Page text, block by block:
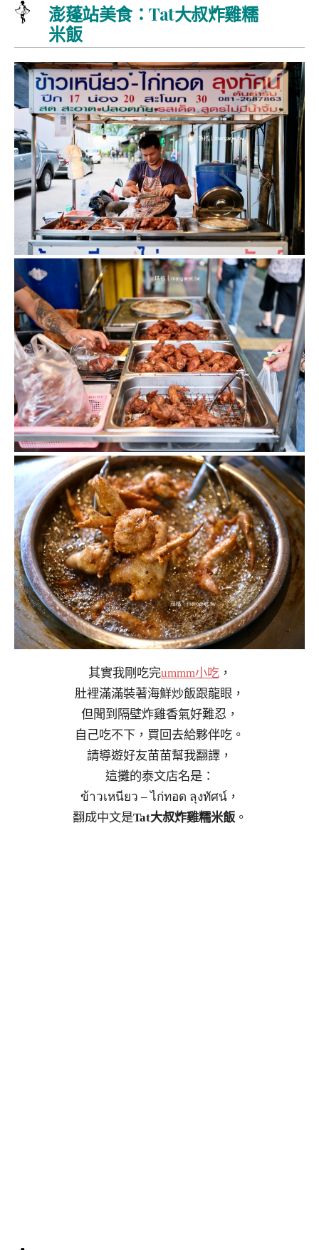
澎蓬站美食：Tat大叔炸雞糯
米飯
其實我剛吃完ummm小吃，
肚裡滿滿裝著海鮮炒飯跟龍眼，
但聞到隔壁炸雞香氣好難忍，
自己吃不下，買回去給夥伴吃。
請導遊好友苗苗幫我翻譯，
這攤的泰文店名是：
ข้าวเหนียว – ไก่ทอด ลุงทัศน์，
翻成中文是Tat大叔炸雞糯米飯。